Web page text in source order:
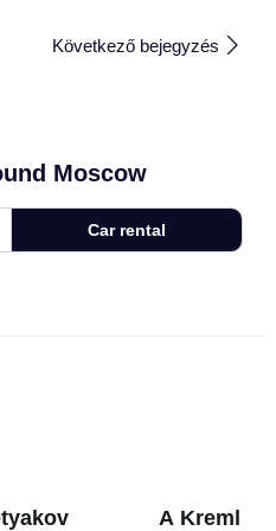
Következő bejegyzés
Moscow
Car rental
A Kreml